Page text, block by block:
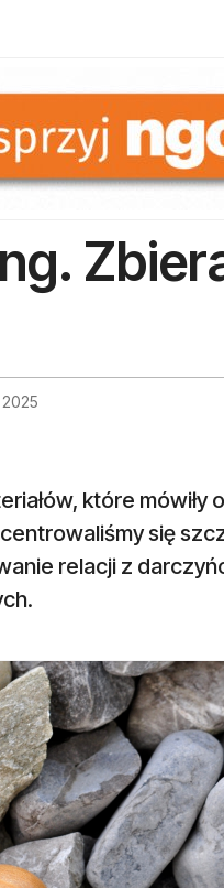
które mówiły
się
relacji z